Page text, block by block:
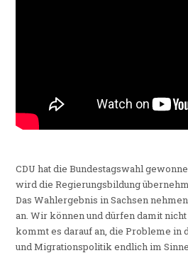
CDU hat die Bundestagswahl
wird die Regierungsbildung
Das Wahlergebnis in Sachsen
an. Wir können und dürfen damit
kommt es darauf an, die Probleme in
und Migrationspolitik endlich im